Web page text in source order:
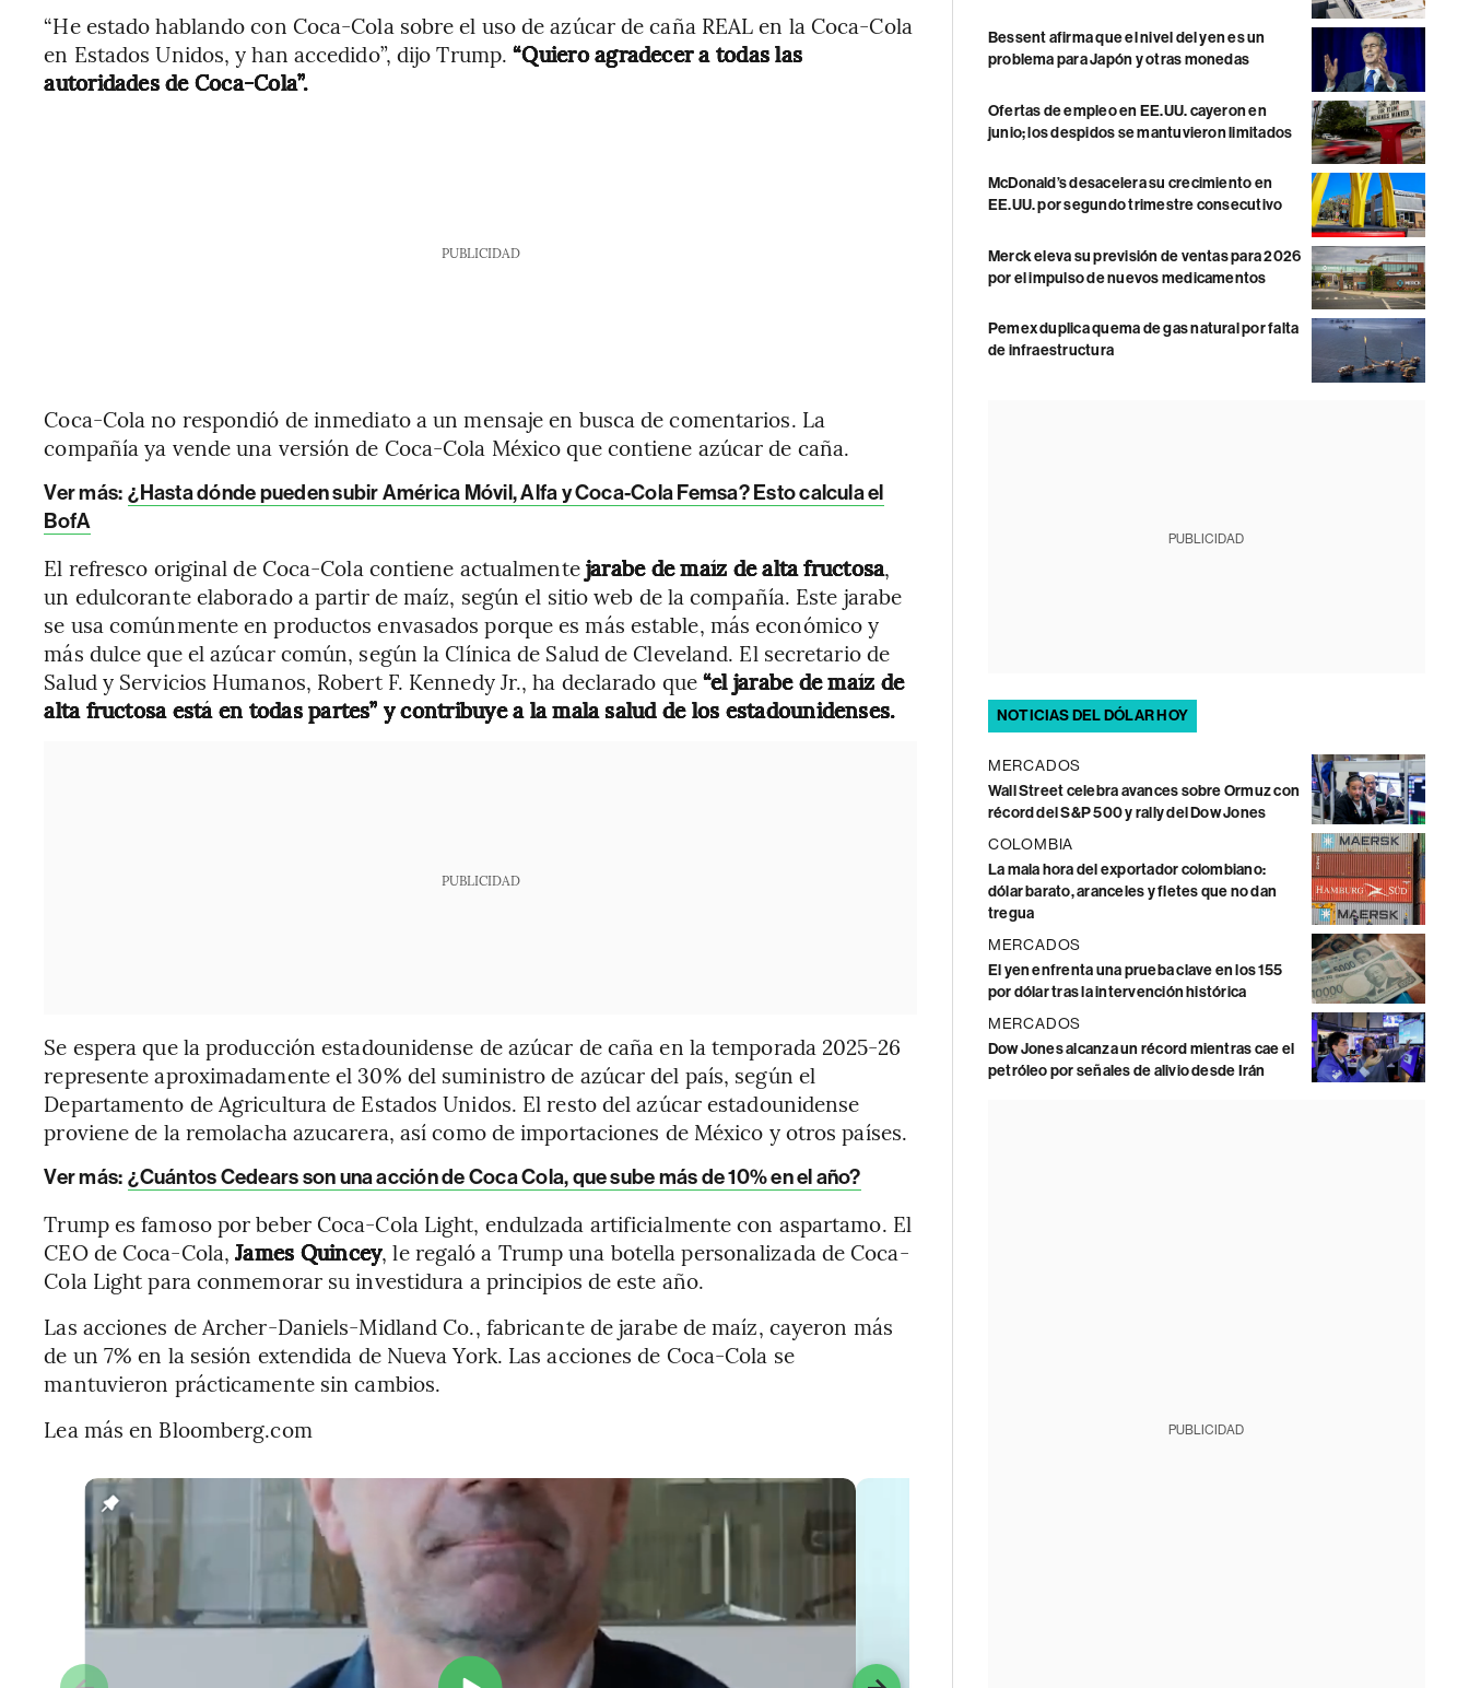
“He estado hablando con Coca-Cola sobre el uso de azúcar de caña REAL en la Coca-Cola
en Estados Unidos, y han accedido”, dijo Trump.“Quiero agradecer a todas las
autoridades de Coca-Cola”.
PUBLICIDAD
Coca-Cola no respondió de inmediato a un mensaje en busca de comentarios. La
compañía ya vende una versión de Coca-Cola México que contiene azúcar de caña.
Ver más: ¿Hasta dónde pueden subir América Móvil, Alfa y Coca-Cola Femsa? Esto calcula el
BofA
El refresco original de Coca-Cola contiene actualmentejarabe de maíz de alta fructosa,
un edulcorante elaborado a partir de maíz, según el sitio web de la compañía. Este jarabe
se usa comúnmente en productos envasados porque es más estable, más económico y
más dulce que el azúcar común, según la Clínica de Salud de Cleveland. El secretario de
Salud y Servicios Humanos, Robert F. Kennedy Jr., ha declarado que“el jarabe de maíz de
alta fructosa está en todas partes” y contribuye a la mala salud de los estadounidenses.
PUBLICIDAD
Se espera que la producción estadounidense de azúcar de caña en la temporada 2025-26
represente aproximadamente el 30% del suministro de azúcar del país, según el
Departamento de Agricultura de Estados Unidos. El resto del azúcar estadounidense
proviene de la remolacha azucarera, así como de importaciones de México y otros países.
Ver más: ¿Cuántos Cedears son una acción de Coca Cola, que sube más de 10% en el año?
Trump es famoso por beber Coca-Cola Light, endulzada artificialmente con aspartamo. El
CEO de Coca-Cola,James Quincey, le regaló a Trump una botella personalizada de Coca-
Cola Light para conmemorar su investidura a principios de este año.
Las acciones de Archer-Daniels-Midland Co., fabricante de jarabe de maíz, cayeron más
de un 7% en la sesión extendida de Nueva York. Las acciones de Coca-Cola se
mantuvieron prácticamente sin cambios.
Lea más en Bloomberg.com
Bessent afirma que el nivel del yen es un
problema para Japón y otras monedas
Ofertas de empleo en EE.UU. cayeron en
junio; los despidos se mantuvieron limitados
McDonald’s desacelera su crecimiento en
EE.UU. por segundo trimestre consecutivo
Merck eleva su previsión de ventas para 2026
por el impulso de nuevos medicamentos
Pemex duplica quema de gas natural por falta
de infraestructura
PUBLICIDAD
NOTICIAS DEL DÓLAR HOY
MERCADOS
Wall Street celebra avances sobre Ormuz con
récord del S&P 500 y rally del Dow Jones
COLOMBIA
La mala hora del exportador colombiano:
dólar barato, aranceles y fletes que no dan
tregua
MERCADOS
El yen enfrenta una prueba clave en los 155
por dólar tras la intervención histórica
MERCADOS
Dow Jones alcanza un récord mientras cae el
petróleo por señales de alivio desde Irán
PUBLICIDAD